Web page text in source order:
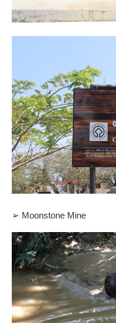
➢ Moonstone Mine